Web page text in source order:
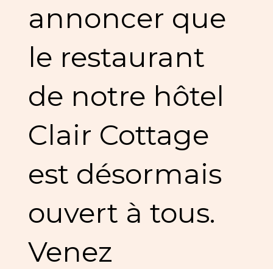
annoncer que
le restaurant
de notre hôtel
Clair Cottage
est désormais
ouvert à tous.
Venez